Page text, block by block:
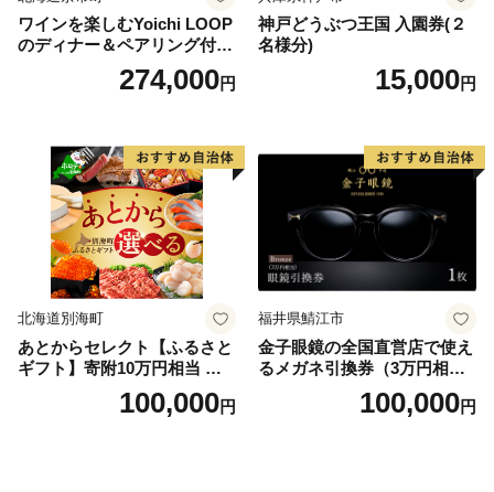
ワインを楽しむYoichi LOOP
のディナー＆ペアリング付宿
泊プラン＜デラックスツイン
274,000円
神戸どうぶつ王国 入園券(２
名様分)
15,000円
北海道別海町
あとからセレクト【ふるさと
ギフト】寄附10万円相当 あ
とから選べる！ ギフト いく
ら ほたて 海鮮 牛肉 別海町
100,000円
福井県鯖江市
金子眼鏡の全国直営店で使え
るメガネ引換券（3万円相
100,000円